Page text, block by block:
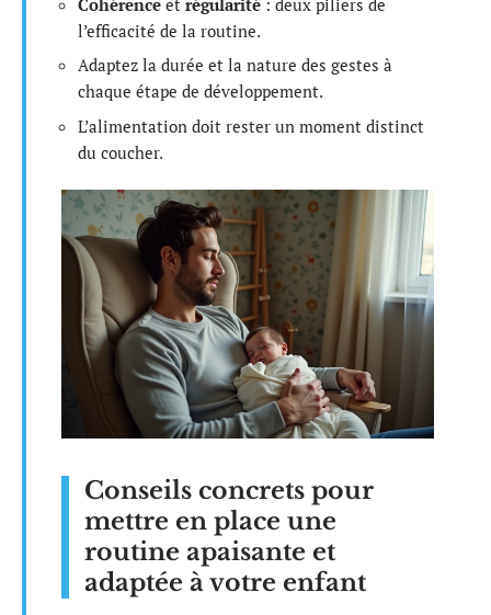
l’efficacité de la routine.
Adaptez la durée et la nature des gestes à
chaque étape de développement.
L’alimentation doit rester un moment distinct
du coucher.
Conseils concrets pour
mettre en place une
routine apaisante et
adaptée à votre enfant